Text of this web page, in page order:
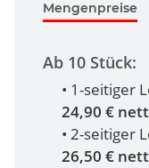
Mengenpreise
Ab 10 Stück:
• 1-seitiger
24,90 €
• 2-seitiger
26,50 €